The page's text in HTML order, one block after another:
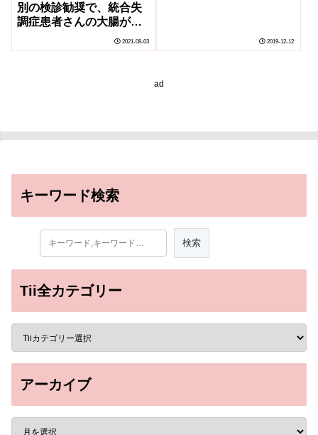
別の検診勧奨で、統合失
調症患者さんの大腸がん
検診受診率が大きく改善2021-08-03 2019-12-12
ad
キーワード検索
Tii全カテゴリー
アーカイブ